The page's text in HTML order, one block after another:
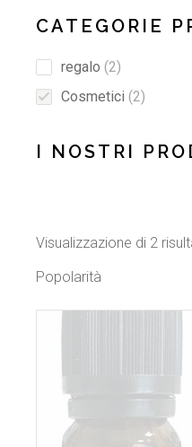
Visualizzazione di 2
Popolarità
CATEGORIE
regalo 22
products
Cosmetici 22
products
I NOSTRI